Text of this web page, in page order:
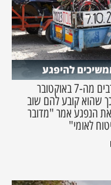
המוסד לביטוח לאומי כופה על נפגעים רבים מה-7 באוקטובר
שהוא קובע להם שוב
את הנפגע אמר "מדובר
לאומי"